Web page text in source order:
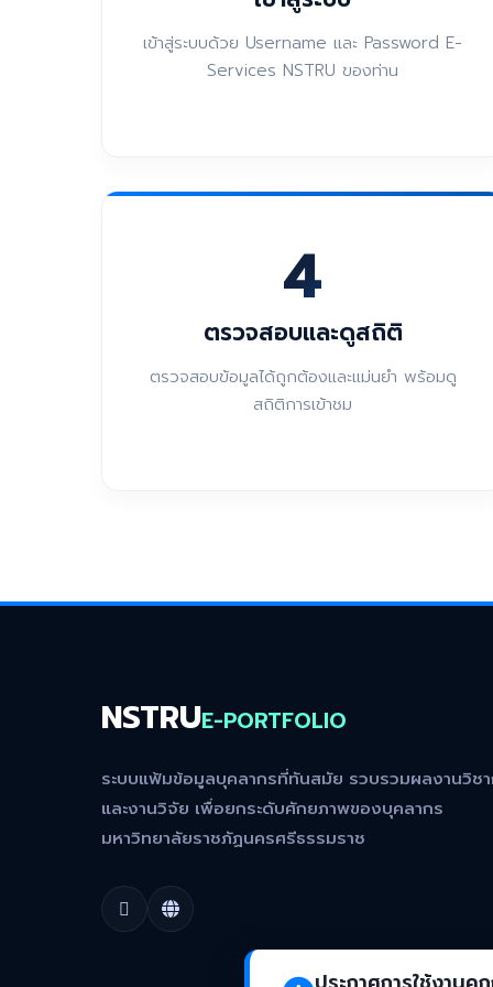
เข้าสู่ระบบด้วย Username และ Password E-
Services NSTRU ของท่าน
4
ตรวจสอบและดูสถิติ
ตรวจสอบข้อมูลได้ถูกต้องและแม่นยำ พร้อมดู
สถิติการเข้าชม
NSTRUE-PORTFOLIO
ระบบแฟ้มข้อมูลบุคลากรที่ทันสมัย รวบรวมผลงานวิชา
และงานวิจัย เพื่อยกระดับศักยภาพของบุคลากร
มหาวิทยาลัยราชภัฏนครศรีธรรมราช